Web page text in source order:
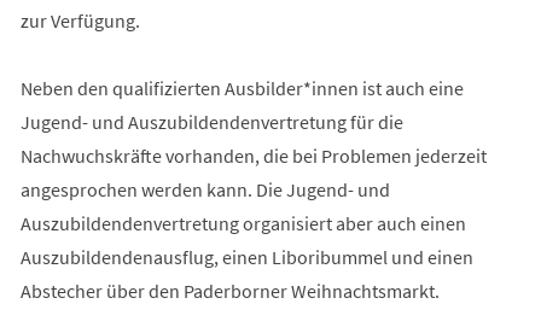
zur Verfügung.
Neben den qualifizierten Ausbilder*innen ist auch eine
Jugend- und Auszubildendenvertretung für die
Nachwuchskräfte vorhanden, die bei Problemen jederzeit
angesprochen werden kann. Die Jugend- und
Auszubildendenvertretung organisiert aber auch einen
Auszubildendenausflug, einen Liboribummel und einen
Abstecher über den Paderborner Weihnachtsmarkt.